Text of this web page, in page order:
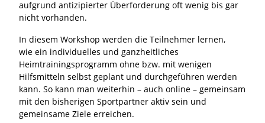
aufgrund antizipierter Überforderung oft wenig bis gar
nicht vorhanden.
In diesem Workshop werden die Teilnehmer lernen,
wie ein individuelles und ganzheitliches
Heimtrainingsprogramm ohne bzw. mit wenigen
Hilfsmitteln selbst geplant und durchgeführen werden
kann. So kann man weiterhin – auch online – gemeinsam
mit den bisherigen Sportpartner aktiv sein und
gemeinsame Ziele erreichen.